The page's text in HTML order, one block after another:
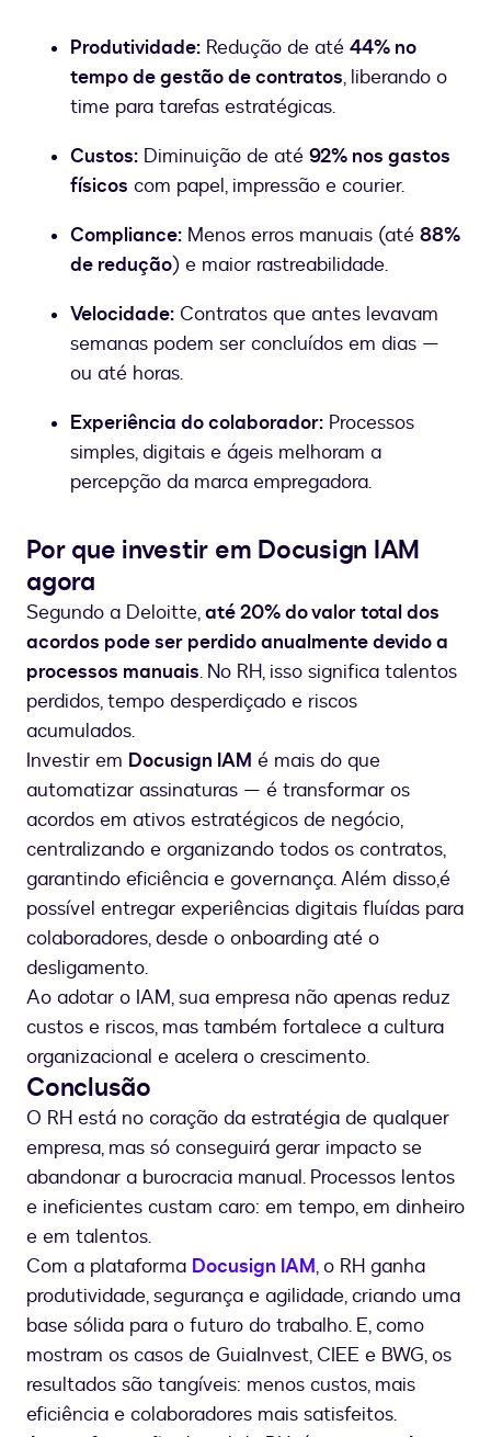
Produtividade: Redução de até 44% no
tempo de gestão de contratos, liberando o
time para tarefas estratégicas.
Custos: Diminuição de até 92% nos gastos
físicos com papel, impressão e courier.
Compliance: Menos erros manuais (até 88%
de redução) e maior rastreabilidade.
Velocidade: Contratos que antes levavam
semanas podem ser concluídos em dias —
ou até horas.
Experiência do colaborador: Processos
simples, digitais e ágeis melhoram a
percepção da marca empregadora.
Por que investir em Docusign IAM
agora
Segundo a Deloitte,até 20% do valor total dos
acordos pode ser perdido anualmente devido a
processos manuais. No RH, isso significa talentos
perdidos, tempo desperdiçado e riscos
acumulados.
Investir em Docusign IAM é mais do que
automatizar assinaturas — é transformar os
acordos em ativos estratégicos de negócio,
centralizando e organizando todos os contratos,
garantindo eficiência e governança. Além disso,é
possível entregar experiências digitais fluídas para
colaboradores, desde o onboarding até o
desligamento.
Ao adotar o IAM, sua empresa não apenas reduz
custos e riscos, mas também fortalece a cultura
organizacional e acelera o crescimento.
Conclusão
O RH está no coração da estratégia de qualquer
empresa, mas só conseguirá gerar impacto se
abandonar a burocracia manual. Processos lentos
e ineficientes custam caro: em tempo, em dinheiro
e em talentos.
Com a plataforma Docusign IAM, o RH ganha
produtividade, segurança e agilidade, criando uma
base sólida para o futuro do trabalho. E, como
mostram os casos de GuiaInvest, CIEE e BWG, os
resultados são tangíveis: menos custos, mais
eficiência e colaboradores mais satisfeitos.